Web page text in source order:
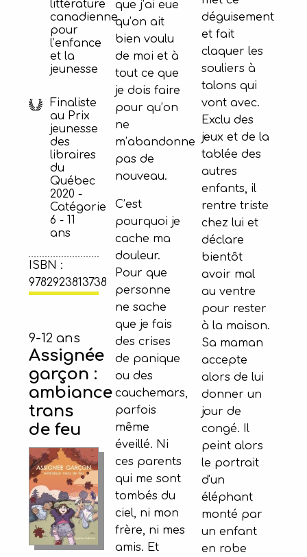
littérature
canadienne
pour
l’enfance
et la
jeunesse
Finaliste
au Prix
jeunesse
des
libraires
du
Québec
2020 -
Catégorie
6 - 11
ans
ISBN :
9782923813738
que j’ai eue
qu’on ait
bien voulu
de moi et à
tout ce que
je dois faire
pour qu’on
ne
m’abandonne
pas de
nouveau.
C’est
pourquoi je
cache ma
douleur.
Pour que
personne
ne sache
que je fais
des crises
de panique
ou des
cauchemars,
parfois
même
éveillé. Ni
ces parents
qui me sont
tombés du
ciel, ni mon
frère, ni mes
amis. Et
9-12 ans
Assignée
garçon :
ambiance
trans
de feu
déguisement
et fait
claquer les
souliers à
talons qui
vont avec.
Exclu des
jeux et de la
tablée des
autres
enfants, il
rentre triste
chez lui et
déclare
bientôt
avoir mal
au ventre
pour rester
à la maison.
Sa maman
accepte
alors de lui
donner un
jour de
congé. Il
peint alors
le portrait
d'un
éléphant
monté par
un enfant
en robe